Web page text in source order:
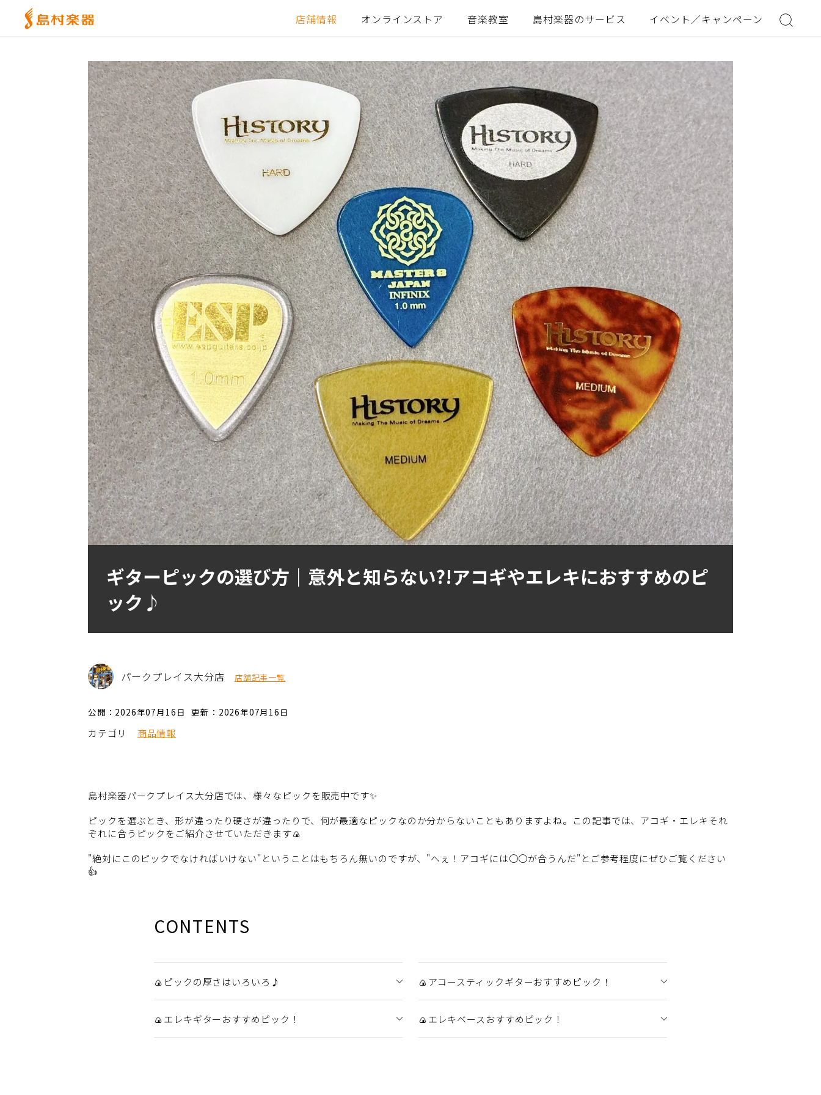
店舗情報 オンラインストア 音楽教室 島村楽器のサービス イベント／キャンペーン
ギターピックの選び方｜意外と知らない?!アコギやエレキにおすすめのピ
ック♪
パークプレイス大分店 店舗記事一覧
公開：2026年07月16日 更新：2026年07月16日
カテゴリ 商品情報
島村楽器パークプレイス大分店では、様々なピックを販売中です✨
ピックを選ぶとき、形が違ったり硬さが違ったりで、何が最適なピックなのか分からないこともありますよね。この記事では、アコギ・エレキそれ
ぞれに合うピックをご紹介させていただきます🍙
"絶対にこのピックでなければいけない"ということはもちろん無いのですが、"へぇ！アコギには〇〇が合うんだ"とご参考程度にぜひご覧ください
👍
CONTENTS
🍙ピックの厚さはいろいろ♪ 🍙アコースティックギターおすすめピック！
🍙エレキギターおすすめピック！ 🍙エレキベースおすすめピック！